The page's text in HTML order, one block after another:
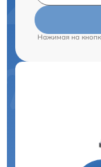
Нажимая на